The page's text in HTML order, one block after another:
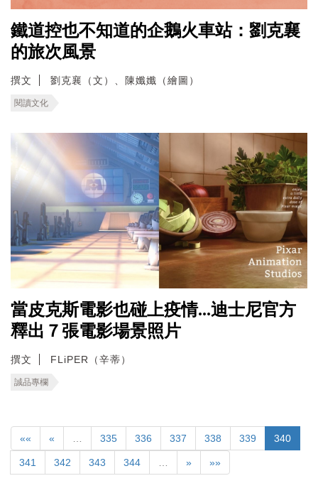
鐵道控也不知道的企鵝火車站：劉克襄
的旅次風景
撰文 劉克襄（文）、陳孅孅（繪圖）
閱讀文化
當皮克斯電影也碰上疫情...迪士尼官方
釋出７張電影場景照片
撰文 FLiPER（辛蒂）
誠品專欄
«« « 335 336 337 338 339 340
341 342 343 344 » »»